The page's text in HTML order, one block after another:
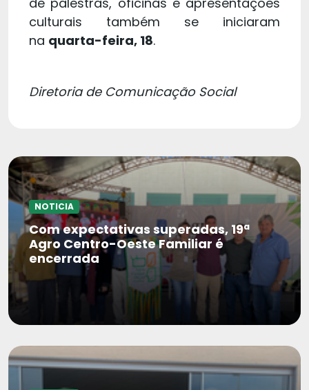
culturais também se iniciaram
na quarta-feira, 18.
Diretoria de Comunicação Social
NOTICIA
Com expectativas superadas, 19ª
Agro Centro-Oeste Familiar é
encerrada